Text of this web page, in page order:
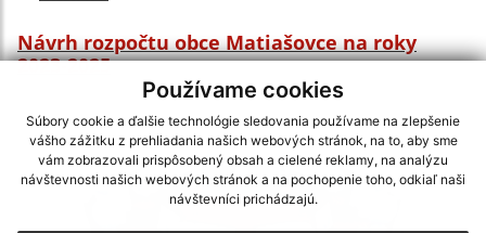
Používame cookies
Súbory cookie a ďalšie technológie sledovania používame na zlepšenie
vášho zážitku z prehliadania našich webových stránok, na to, aby sme
vám zobrazovali prispôsobený obsah a cielené reklamy, na analýzu
návštevnosti našich webových stránok a na pochopenie toho, odkiaľ naši
návštevníci prichádzajú.
Návrh rozpočtu obce Matiašovce na roky
2023-2025